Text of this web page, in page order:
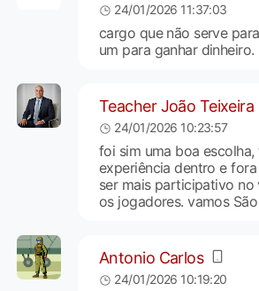
24/01/2026 11:37:03
cargo que não serve
um para ganhar dinheiro.
Teacher João Teixeira
24/01/2026 10:23:57
foi sim uma boa
experiência dentro e
ser mais participativo no
os jogadores. vamos
Antonio Carlos
24/01/2026 10:19:20